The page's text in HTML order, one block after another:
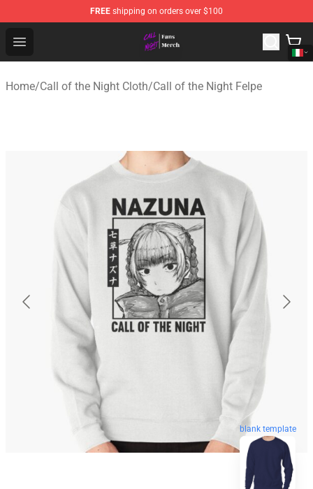
FREE shipping on orders over $100
Open menu
Call of the Night Store - Official Call of the Night
Home/Call of the Night Cloth/Call of the Night Felpe
blank template